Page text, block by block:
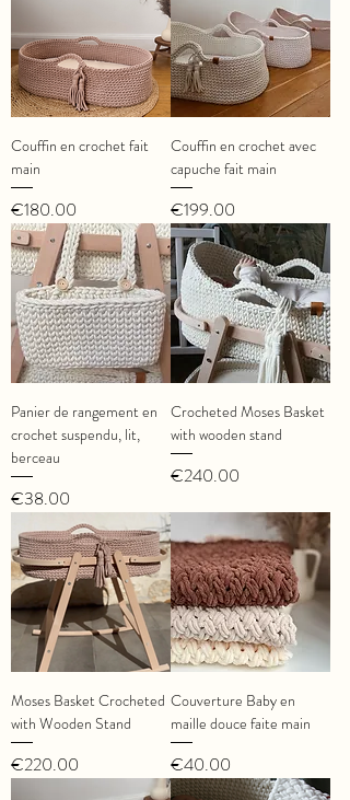
Couffin en crochet fait
main
Price
€180.00
Couffin en crochet avec
capuche fait main
Price
€199.00
Panier de rangement en
crochet suspendu, lit,
berceau
Price
€38.00
Crocheted Moses Basket
with wooden stand
Price
€240.00
Moses Basket Crocheted
with Wooden Stand
Price
€220.00
Couverture Baby en
maille douce faite main
Price
€40.00